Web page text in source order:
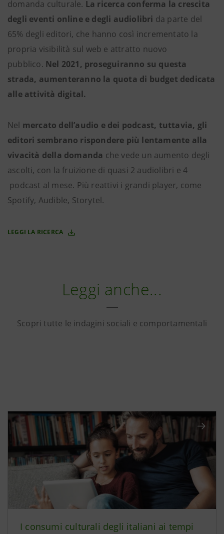
domanda culturale. La ricerca conferma la crescita
degli eventi online e degli audiolibri da parte del
65% degli editori, che hanno così incrementato la
propria visibilità sul web e attratto nuovo
pubblico. Nel 2021, proseguiranno su questa
strada, aumenteranno la quota di budget dedicata
alle attività digital.
Nel mercato dell’audio e dei podcast, tuttavia, gli
editori sembrano rispondere più lentamente alla
vivacità della domanda che vede un aumento degli
ascolti, con la fruizione di quasi 2 audiolibri e 4
podcast al mese. Più reattivi i grandi player, come
Spotify, Audible, Storytel.
LEGGI LA RICERCA
Leggi anche...
Scopri tutte le indagini sociali e comportamentali
I consumi culturali degli italiani ai tempi